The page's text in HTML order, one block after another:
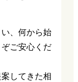
、何から始
ご安心くだ
してきた相